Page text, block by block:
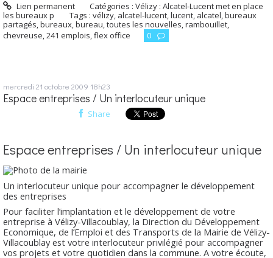
Lien permanent Catégories :Vélizy : Alcatel-Lucent met en place
les bureaux p
Tags : vélizy, alcatel-lucent,lucent, alcatel,bureaux
partagés,bureaux,bureau,toutes les nouvelles,rambouillet,
chevreuse,241 emplois,flex office 0
mercredi 21 octobre 2009 18h23
Espace entreprises / Un interlocuteur unique
Share
Espace entreprises / Un interlocuteur unique
Un interlocuteur unique pour accompagner le développement
des entreprises
Pour faciliter l’implantation et le développement de votre
entreprise à Vélizy-Villacoublay, la Direction du Développement
Economique, de l’Emploi et des Transports de la Mairie de Vélizy-
Villacoublay est votre interlocuteur privilégié pour accompagner
vos projets et votre quotidien dans la commune. A votre écoute,